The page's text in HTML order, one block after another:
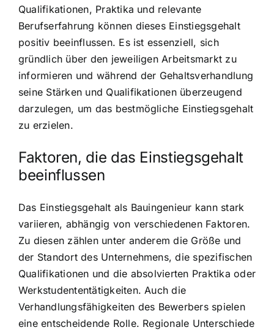
Qualifikationen, Praktika und relevante
Berufserfahrung können dieses Einstiegsgehalt
positiv beeinflussen. Es ist essenziell, sich
gründlich über den jeweiligen Arbeitsmarkt zu
informieren und während der Gehaltsverhandlung
seine Stärken und Qualifikationen überzeugend
darzulegen, um das bestmögliche Einstiegsgehalt
zu erzielen.
Faktoren, die das Einstiegsgehalt
beeinflussen
Das Einstiegsgehalt als Bauingenieur kann stark
variieren, abhängig von verschiedenen Faktoren.
Zu diesen zählen unter anderem die Größe und
der Standort des Unternehmens, die spezifischen
Qualifikationen und die absolvierten Praktika oder
Werkstudententätigkeiten. Auch die
Verhandlungsfähigkeiten des Bewerbers spielen
eine entscheidende Rolle. Regionale Unterschiede